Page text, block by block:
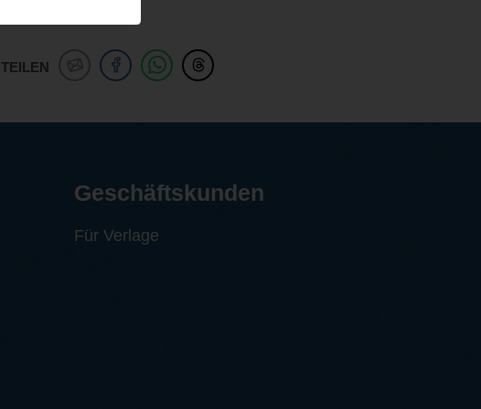
TEILEN
Geschäftskunden
Für Verlage